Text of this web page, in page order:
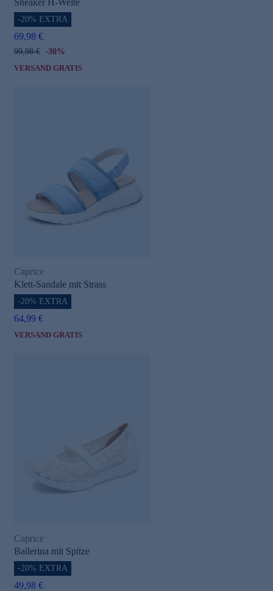
-20% EXTRA
69,98 €
99,98 € -30%
VERSAND GRATIS
Caprice
Klett-Sandale mit Strass
-20% EXTRA
64,99 €
VERSAND GRATIS
Caprice
Ballerina mit Spitze
-20% EXTRA
49,98 €